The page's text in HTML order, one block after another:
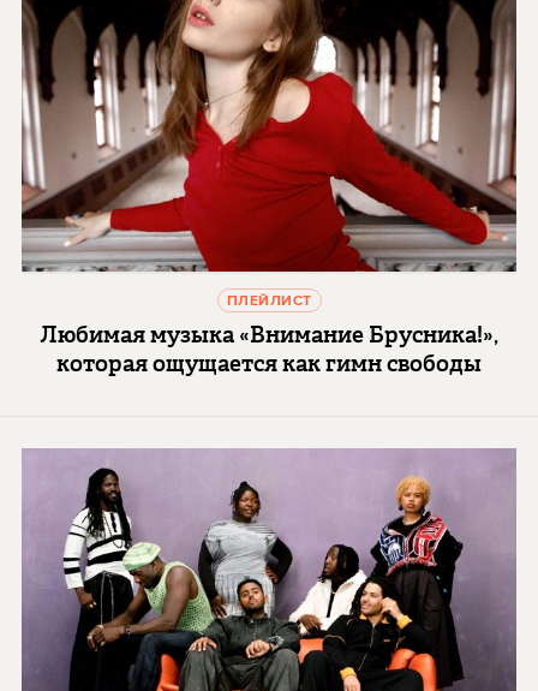
ПЛЕЙЛИСТ
Любимая музыка «Внимание Брусника!»,
которая ощущается как гимн свободы